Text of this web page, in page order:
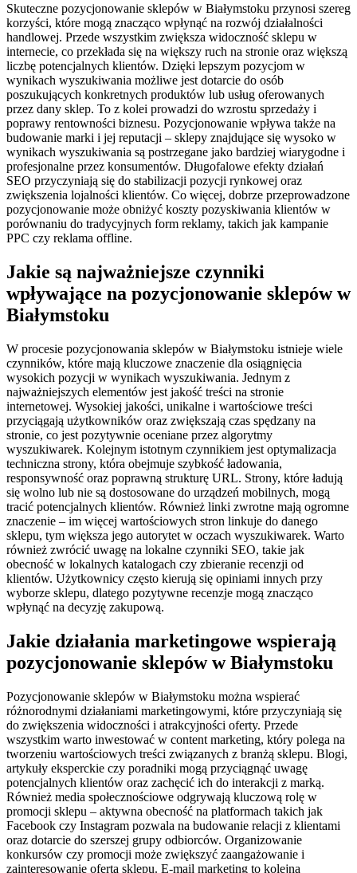
Skuteczne pozycjonowanie sklepów w Białymstoku przynosi szereg
korzyści, które mogą znacząco wpłynąć na rozwój działalności
handlowej. Przede wszystkim zwiększa widoczność sklepu w
internecie, co przekłada się na większy ruch na stronie oraz większą
liczbę potencjalnych klientów. Dzięki lepszym pozycjom w
wynikach wyszukiwania możliwe jest dotarcie do osób
poszukujących konkretnych produktów lub usług oferowanych
przez dany sklep. To z kolei prowadzi do wzrostu sprzedaży i
poprawy rentowności biznesu. Pozycjonowanie wpływa także na
budowanie marki i jej reputacji – sklepy znajdujące się wysoko w
wynikach wyszukiwania są postrzegane jako bardziej wiarygodne i
profesjonalne przez konsumentów. Długofalowe efekty działań
SEO przyczyniają się do stabilizacji pozycji rynkowej oraz
zwiększenia lojalności klientów. Co więcej, dobrze przeprowadzone
pozycjonowanie może obniżyć koszty pozyskiwania klientów w
porównaniu do tradycyjnych form reklamy, takich jak kampanie
PPC czy reklama offline.
Jakie są najważniejsze czynniki
wpływające na pozycjonowanie sklepów w
Białymstoku
W procesie pozycjonowania sklepów w Białymstoku istnieje wiele
czynników, które mają kluczowe znaczenie dla osiągnięcia
wysokich pozycji w wynikach wyszukiwania. Jednym z
najważniejszych elementów jest jakość treści na stronie
internetowej. Wysokiej jakości, unikalne i wartościowe treści
przyciągają użytkowników oraz zwiększają czas spędzany na
stronie, co jest pozytywnie oceniane przez algorytmy
wyszukiwarek. Kolejnym istotnym czynnikiem jest optymalizacja
techniczna strony, która obejmuje szybkość ładowania,
responsywność oraz poprawną strukturę URL. Strony, które ładują
się wolno lub nie są dostosowane do urządzeń mobilnych, mogą
tracić potencjalnych klientów. Również linki zwrotne mają ogromne
znaczenie – im więcej wartościowych stron linkuje do danego
sklepu, tym większa jego autorytet w oczach wyszukiwarek. Warto
również zwrócić uwagę na lokalne czynniki SEO, takie jak
obecność w lokalnych katalogach czy zbieranie recenzji od
klientów. Użytkownicy często kierują się opiniami innych przy
wyborze sklepu, dlatego pozytywne recenzje mogą znacząco
wpłynąć na decyzję zakupową.
Jakie działania marketingowe wspierają
pozycjonowanie sklepów w Białymstoku
Pozycjonowanie sklepów w Białymstoku można wspierać
różnorodnymi działaniami marketingowymi, które przyczyniają się
do zwiększenia widoczności i atrakcyjności oferty. Przede
wszystkim warto inwestować w content marketing, który polega na
tworzeniu wartościowych treści związanych z branżą sklepu. Blogi,
artykuły eksperckie czy poradniki mogą przyciągnąć uwagę
potencjalnych klientów oraz zachęcić ich do interakcji z marką.
Również media społecznościowe odgrywają kluczową rolę w
promocji sklepu – aktywna obecność na platformach takich jak
Facebook czy Instagram pozwala na budowanie relacji z klientami
oraz dotarcie do szerszej grupy odbiorców. Organizowanie
konkursów czy promocji może zwiększyć zaangażowanie i
zainteresowanie ofertą sklepu. E-mail marketing to kolejna